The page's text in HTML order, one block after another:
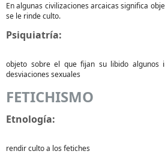
En algunas civilizaciones arcaicas significa
se le rinde culto.
Psiquiatría:
objeto sobre el que fijan su libido algunos
desviaciones sexuales
FETICHISMO
Etnología:
rendir culto a los fetiches